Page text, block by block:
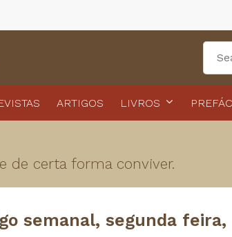
ARTIGOS LIVROS
de certa forma conviver.
semanal, segunda